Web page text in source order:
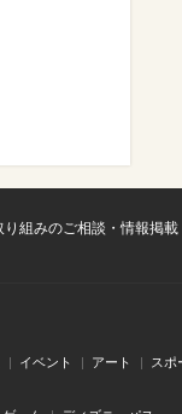
り組みのご相談・情報掲
イベント アート スポ